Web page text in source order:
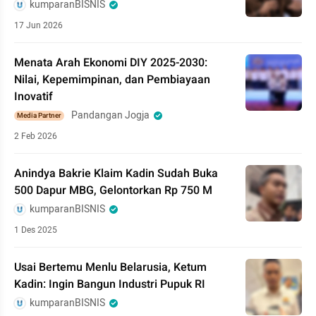
kumparanBISNIS
17 Jun 2026
Menata Arah Ekonomi DIY 2025-2030:
Nilai, Kepemimpinan, dan Pembiayaan
Inovatif
Media Partner Pandangan Jogja
2 Feb 2026
Anindya Bakrie Klaim Kadin Sudah Buka
500 Dapur MBG, Gelontorkan Rp 750 M
kumparanBISNIS
1 Des 2025
Usai Bertemu Menlu Belarusia, Ketum
Kadin: Ingin Bangun Industri Pupuk RI
kumparanBISNIS